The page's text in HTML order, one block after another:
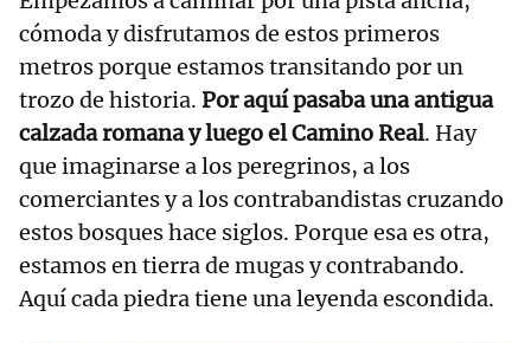
cómoda y disfrutamos de estos primeros
metros porque estamos transitando por un
trozo de historia. Por aquí pasaba una antigua
calzada romana y luego el Camino Real. Hay
que imaginarse a los peregrinos, a los
comerciantes y a los contrabandistas cruzando
estos bosques hace siglos. Porque esa es otra,
estamos en tierra de mugas y contrabando.
Aquí cada piedra tiene una leyenda escondida.